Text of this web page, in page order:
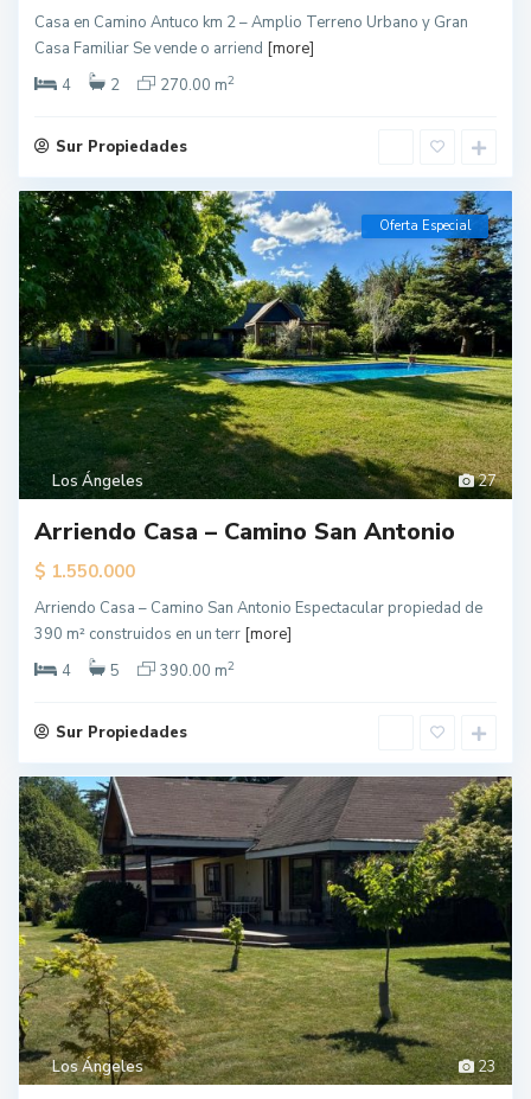
Casa en Camino Antuco km 2 – Amplio Terreno Urbano y Gran
Casa Familiar Se vende o arriend [more]
4
2 270.00 m2
Sur Propiedades
27
Los Ángeles
Oferta Especial
Arriendo Casa – Camino San Antonio
$ 1.550.000
Arriendo Casa – Camino San Antonio Espectacular propiedad de
390 m² construidos en un terr [more]
4
5 390.00 m2
Sur Propiedades
23
Los Ángeles